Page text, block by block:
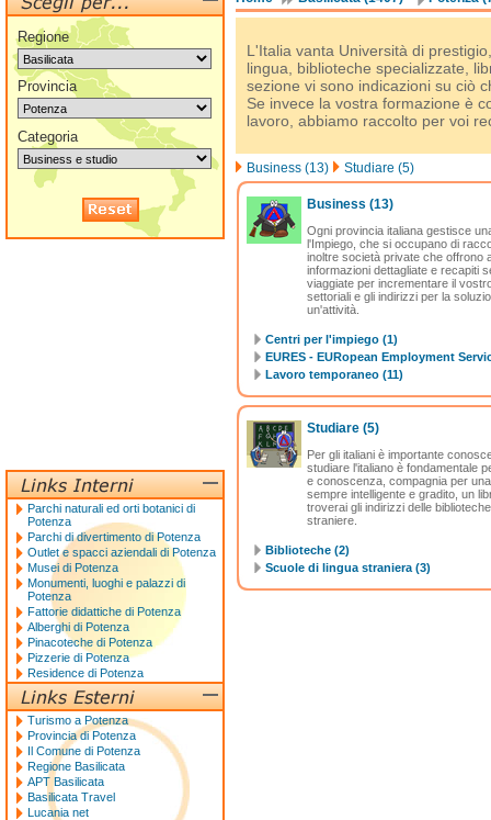
L'Italia vanta Università di
lingua, biblioteche specializzate,
sezione vi sono indicazioni su ciò
Se invece la vostra formazione è
lavoro, abbiamo raccolto per voi
Business (13) Studiare (5)
Business (13)
Ogni provincia italiana gestisce
l'Impiego, che si occupano di
inoltre società private che offrono
informazioni dettagliate e recapiti
viaggiate per incrementare il
settoriali e gli indirizzi per la
un'attività.
Centri per l'impiego (1)
EURES - EURopean Employment
Lavoro temporaneo (11)
Studiare (5)
Per gli italiani è importante
studiare l'italiano è fondamentale
e conoscenza, compagnia per
sempre intelligente e gradito, un
troverai gli indirizzi delle
straniere.
Biblioteche (2)
Scuole di lingua straniera (3)
Regione
Provincia
Categoria
Parchi naturali ed orti botanici di
Potenza
Parchi di divertimento di Potenza
Outlet e spacci aziendali di Potenza
Musei di Potenza
Monumenti, luoghi e palazzi di
Potenza
Fattorie didattiche di Potenza
Alberghi di Potenza
Pinacoteche di Potenza
Pizzerie di Potenza
Residence di Potenza
Turismo a Potenza
Provincia di Potenza
Il Comune di Potenza
Regione Basilicata
APT Basilicata
Basilicata Travel
Lucania net